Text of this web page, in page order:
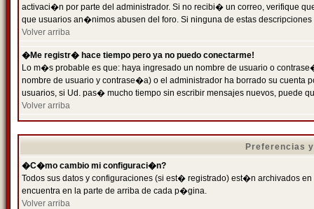
activaci�n por parte del administrador. Si no recibi� un correo, verifique
que usuarios an�nimos abusen del foro. Si ninguna de estas
Volver arriba
�Me registr� hace tiempo pero ya no puedo conectarme!
Lo m�s probable es que: haya ingresado un nombre de usuario o
nombre de usuario y contrase�a) o el administrador ha borrado su
usuarios, si Ud. pas� mucho tiempo sin escribir mensajes nuevos, puede
Volver arriba
Preferencias
�C�mo cambio mi configuraci�n?
Todos sus datos y configuraciones (si est� registrado) est�n archivados
encuentra en la parte de arriba de cada p�gina.
Volver arriba